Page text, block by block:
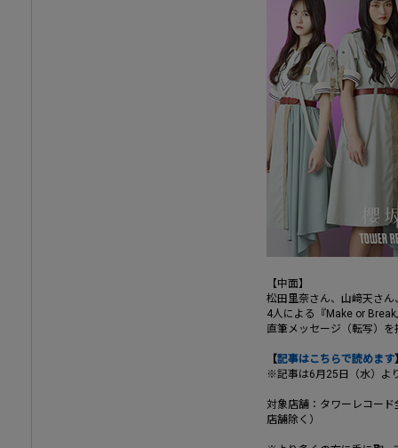
【中面】
松田里奈さん、山﨑天さ
4人による『Make or
直筆メッセージ（転写）
【記事はこちらで読めます
※記事は6月25日（水）よ
対象店舗：タワーレコー
店舗除く）